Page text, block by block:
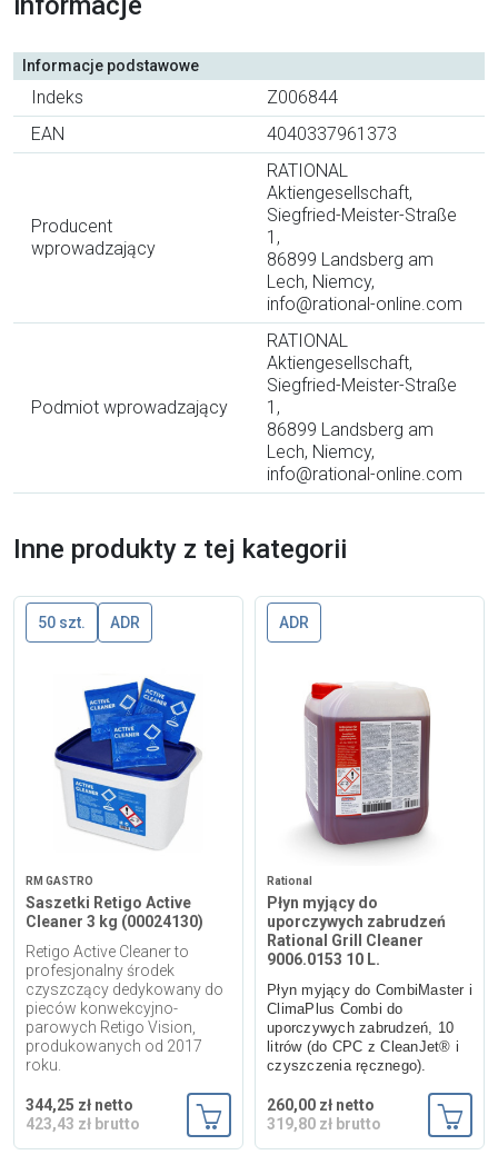
Informacje podstawowe
Indeks
Z006844
EAN
4040337961373
Producent
wprowadzający
RATIONAL
Aktiengesellschaft,
Siegfried-Meister-Straße
1,
86899 Landsberg am
Lech, Niemcy,
info@rational-online.com
Podmiot wprowadzający
RATIONAL
Aktiengesellschaft,
Siegfried-Meister-Straße
1,
86899 Landsberg am
Lech, Niemcy,
info@rational-online.com
Inne produkty z tej kategorii
50 szt. ADR
RM GASTRO
Saszetki Retigo Active
Cleaner 3 kg (00024130)
Retigo Active Cleaner to
profesjonalny środek
czyszczący dedykowany do
pieców konwekcyjno-
parowych Retigo Vision,
produkowanych od 2017
roku.
344,25 zł netto
423,43 zł brutto
Dodaj do koszyka
ADR
Rational
Płyn myjący do
uporczywych zabrudzeń
Rational Grill Cleaner
9006.0153 10 L.
Płyn myjący do CombiMaster i
ClimaPlus Combi do
uporczywych zabrudzeń, 10
litrów (do CPC z CleanJet® i
czyszczenia ręcznego).
260,00 zł netto
319,80 zł brutto